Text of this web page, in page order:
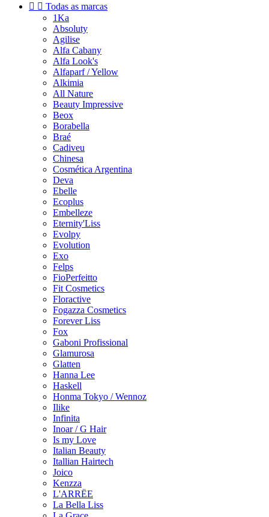
  Todas as marcas
1Ka
Absoluty
Agilise
Alfa Cabany
Alfa Look's
Alfaparf / Yellow
Alkimia
All Nature
Beauty Impressive
Beox
Borabella
Braé
Cadiveu
Chinesa
Cosmética Argentina
Deva
Ebelle
Ecoplus
Embelleze
Eternity'Liss
Evolpy
Evolution
Exo
Felps
FioPerfeitto
Fit Cosmetics
Floractive
Fogazza Cosmetics
Forever Liss
Fox
Gaboni Profissional
Glamurosa
Glatten
Hanna Lee
Haskell
Honma Tokyo / Wennoz
Ilike
Infinita
Inoar / G Hair
Is my Love
Italian Beauty
Itallian Hairtech
Joico
Kenzza
L'ARRËE
La Bella Liss